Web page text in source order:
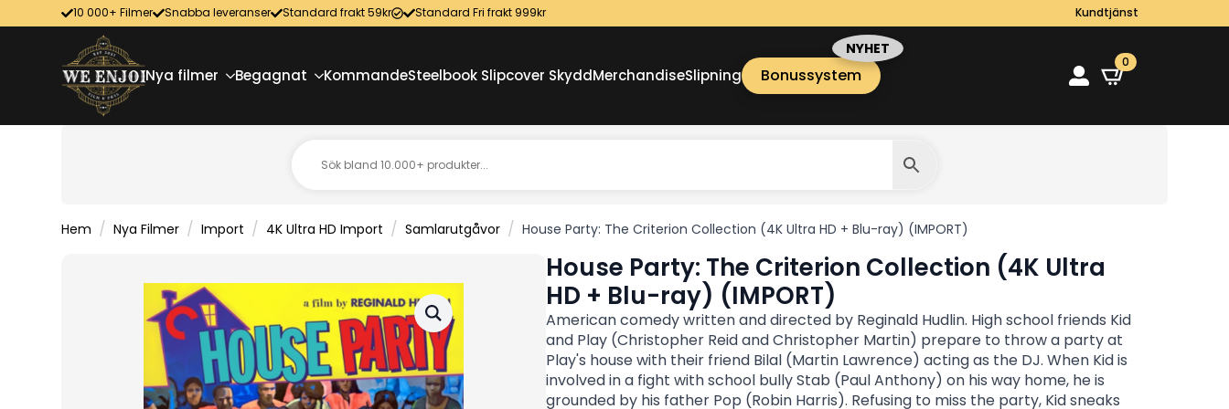
10 000+ Filmer Snabba leveranser Standard frakt 59kr Standard Fri frakt 999kr Kundtjänst
Nya filmer Begagnat KommandeSteelbook Slipcover SkyddMerchandiseSlipning Bonussystem
0
Hem Nya Filmer Import 4K Ultra HD Import Samlarutgåvor House Party: The Criterion Collection (4K Ultra HD + Blu-ray) (IMPORT)
House Party: The Criterion Collection (4K Ultra
HD + Blu-ray) (IMPORT)
American comedy written and directed by Reginald Hudlin. High school friends Kid
and Play (Christopher Reid and Christopher Martin) prepare to throw a party at
Play's house with their friend Bilal (Martin Lawrence) acting as the DJ. When Kid is
involved in a fight with school bully Stab (Paul Anthony) on his way home, he is
grounded by his father Pop (Robin Harris). Refusing to miss the party, Kid sneaks